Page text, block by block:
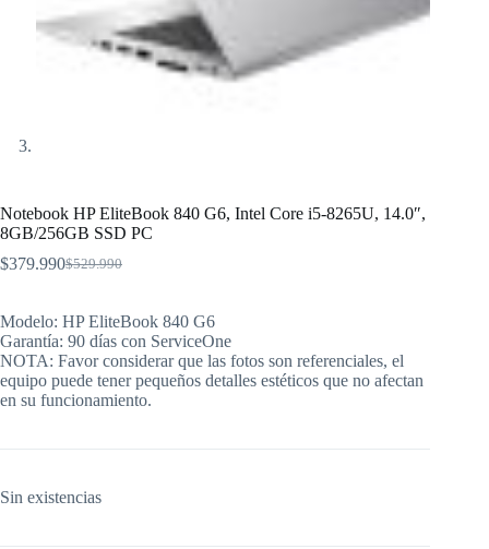
Notebook HP EliteBook 840 G6, Intel Core i5-8265U, 14.0″,
8GB/256GB SSD PC
$529.990
El
original
era:
$529.990.
$379.990El
actual
es:
$379.990.
Modelo: HP EliteBook 840 G6
Garantía: 90 días con ServiceOne
NOTA: Favor considerar que las fotos son referenciales, el
equipo puede tener pequeños detalles estéticos que no afectan
en su funcionamiento.
Sin existencias